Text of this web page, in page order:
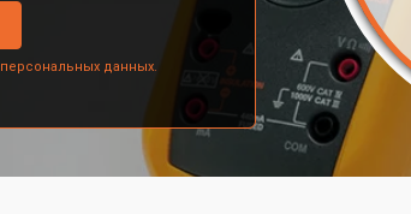
персональных данных.